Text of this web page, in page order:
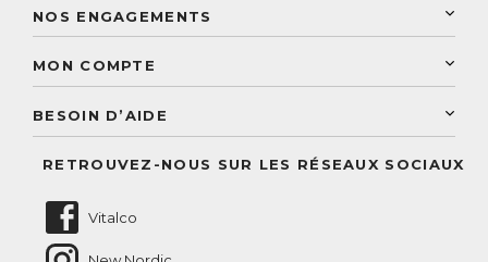
Laboratoire Landais
Découvrez le catalogue
Paiement sécurisé
Conseils personnalisés
NOS ENGAGEMENTS
Conseil personnalisé
MON COMPTE
BESOIN D’AIDE
RETROUVEZ-NOUS SUR LES RÉSEAUX SOCIAUX
Vitalco